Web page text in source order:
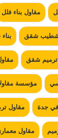
مقاول بناء فلل
شقق
ترميم شقق
مؤسسة
جدة مقاول
مقاول